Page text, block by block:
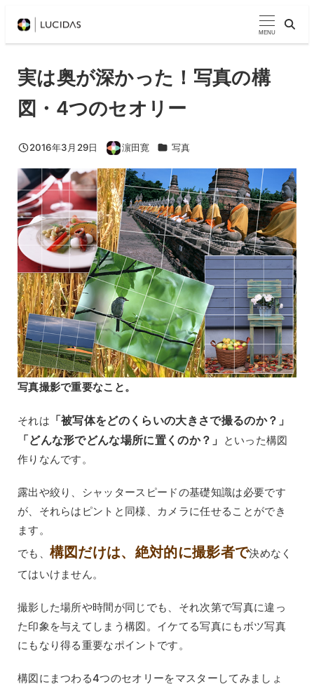
MENU
実は奥が深かった！写真の構
図・4つのセオリー
投稿日
2016年3月29日
著
者
濵田寛 カテゴリー
写真
写真撮影で重要なこと。
それは 「被写体をどのくらいの大きさで撮るのか？」
「どんな形でどんな場所に置くのか？」
といった構図
作りなんです。
露出や絞り、シャッタースピードの基礎知識は必要です
が、それらはピントと同様、カメラに任せることができ
ます。
でも、 構図だけは、絶対的に撮影者で決めなく
てはいけません。
撮影した場所や時間が同じでも、それ次第で写真に違っ
た印象を与えてしまう構図。イケてる写真にもボツ写真
にもなり得る重要なポイントです。
構図にまつわる4つのセオリーをマスターしてみましょ